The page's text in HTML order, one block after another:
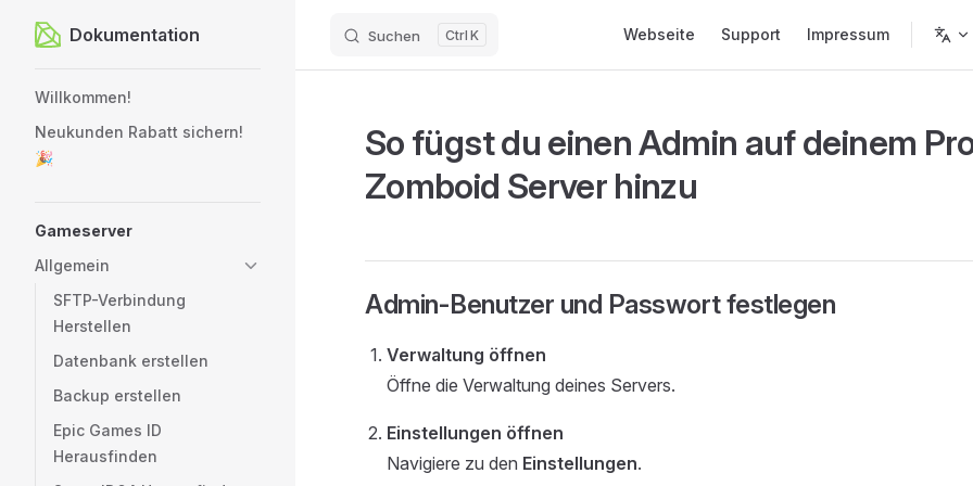
Zum Inhalt springen
Dokumentation Suchen K Webseite Support Impressum
Willkommen!
Neukunden Rabatt sichern!
🎉
Gameserver
Allgemein
SFTP-Verbindung
Herstellen
Datenbank erstellen
Backup erstellen
Epic Games ID
Herausfinden
So fügst du einen Admin auf deinem
Zomboid Server hinzu
Admin-Benutzer und Passwort festlegen
Verwaltung öffnen
Öffne die Verwaltung deines Servers.
Einstellungen öffnen
Navigiere zu den Einstellungen.